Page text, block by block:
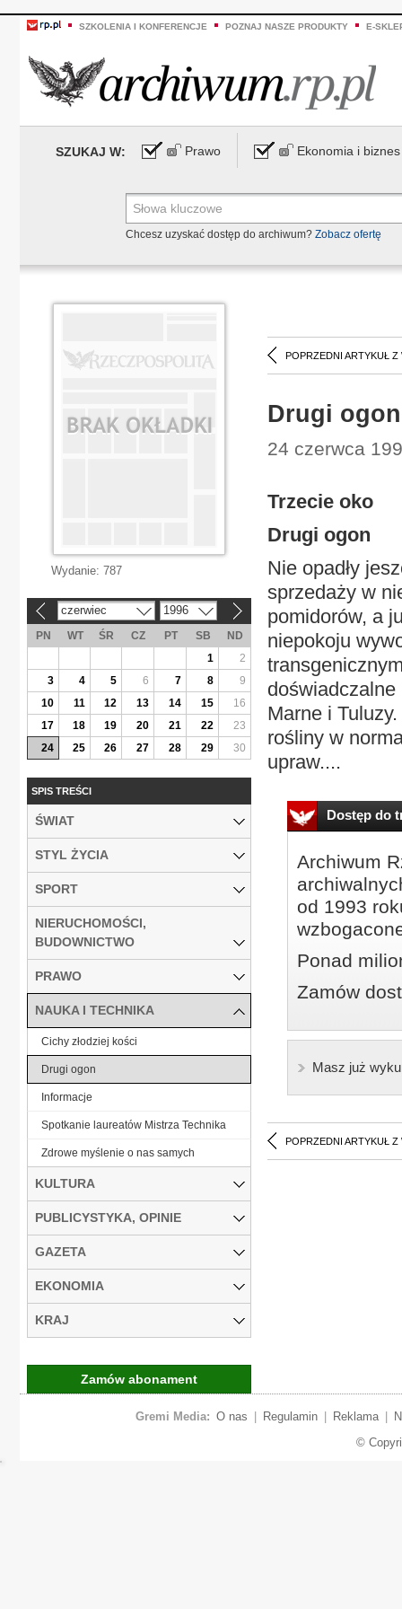
SZKOLENIA I KONFERENCJE POZNAJ NASZE PRODUKTY E-
SZUKAJ W: Prawo Ekonomia i biznes
Chcesz uzyskać dostęp do archiwum? Zobacz ofertę
POPRZEDNI ARTYKUŁ Z
Drugi ogon
24 czerwca
Trzecie oko
Drugi ogon
Nie opadły
sprzedaży w
pomidorów, a
niepokoju
doświadczalne
Marne i
rośliny w
upraw....
Dostęp do
Archiwum
od 1993
Ponad
Zamów
Masz już
POPRZEDNI ARTYKUŁ Z
Wydanie: 787
czerwiec 1996
PN WT ŚR CZ PT SB
ND
1
2
3
4 5 6 7 8
9
10
11 12 13 14 15
16
17
18 19 20 21 22
23
24
25 26 27 28 29 30
SPIS TREŚCI
ŚWIAT
STYL ŻYCIA
SPORT
NIERUCHOMOŚCI,
BUDOWNICTWO
PRAWO
NAUKA I TECHNIKA
Cichy złodziej kości
Drugi ogon
Informacje
Spotkanie laureatów Mistrza Technika
Zdrowe myślenie o nas samych
KULTURA
PUBLICYSTYKA, OPINIE
GAZETA
EKONOMIA
KRAJ
Zamów abonament
Gremi Media: O nas Regulamin Reklama
©